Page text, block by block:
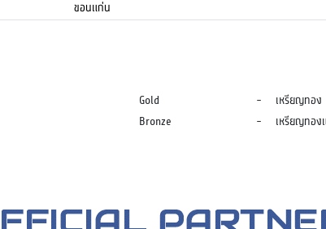
ขอนแก่น
Gold -
เหรียญทอง
Bronze - เหรียญทอง